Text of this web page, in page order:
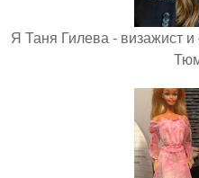
Я Таня Гилева - визажист и